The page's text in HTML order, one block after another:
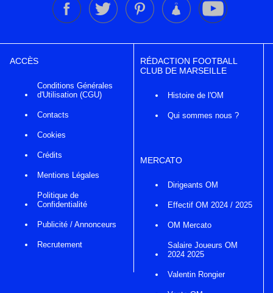
ACCÈS
Conditions Générales
d'Utilisation (CGU)
Contacts
Cookies
Crédits
Mentions Légales
Politique de
Confidentialité
Publicité / Annonceurs
Recrutement
RÉDACTION FOOTBALL
CLUB DE MARSEILLE
Histoire de l'OM
Qui sommes nous ?
MERCATO
Dirigeants OM
Effectif OM 2024 / 2025
OM Mercato
Salaire Joueurs OM
2024 2025
Valentin Rongier